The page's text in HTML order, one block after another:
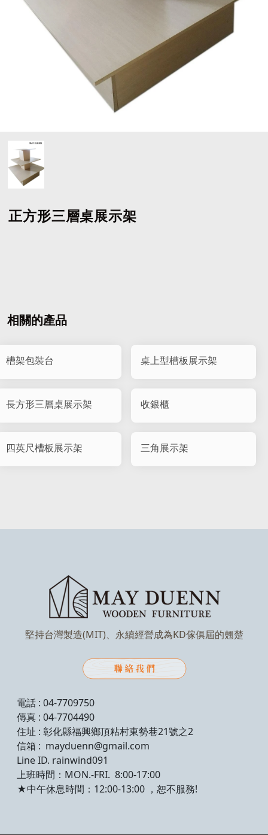
正方形三層桌展示架
相關的產品
槽架包裝台 桌上型槽板展示架
長方形三層桌展示架 收銀櫃
四英尺槽板展示架 三角展示架
堅持台灣製造(MIT)、永續經營成為KD傢俱屆的翹楚
電話 : 04-7709750
傳真 : 04-7704490
住址 : 彰化縣福興鄉頂粘村東勢巷21號之2
信箱 : mayduenn@gmail.com
Line ID. rainwind091
上班時間：MON.-FRI. 8:00-17:00
★中午休息時間：12:00-13:00 ，恕不服務!